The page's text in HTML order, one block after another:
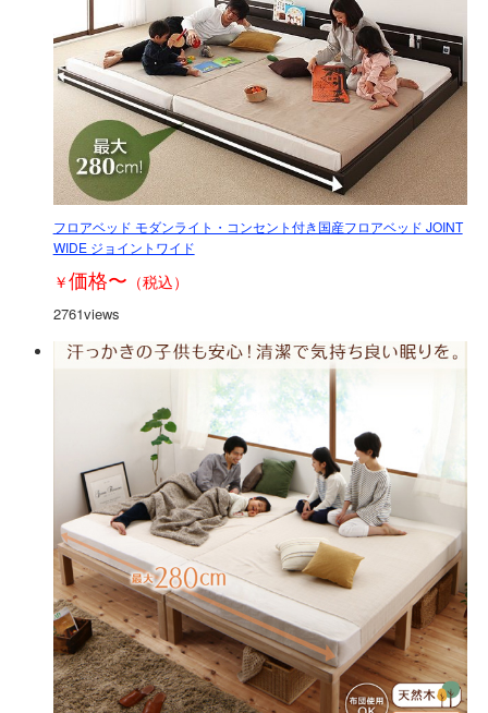
フロアベッド モダンライト・コンセント付き国産フロアベッド JOINT
WIDE ジョイントワイド
￥価格〜 （税込）
2761views